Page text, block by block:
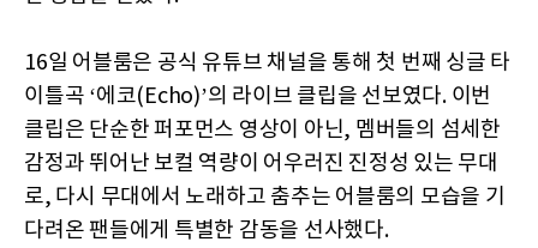
16일 어블룸은 공식 유튜브 채널을 통해 첫 번째 싱글 타
이틀곡 ‘에코(Echo)’의 라이브 클립을 선보였다. 이번
클립은 단순한 퍼포먼스 영상이 아닌, 멤버들의 섬세한
감정과 뛰어난 보컬 역량이 어우러진 진정성 있는 무대
로, 다시 무대에서 노래하고 춤추는 어블룸의 모습을 기
다려온 팬들에게 특별한 감동을 선사했다.